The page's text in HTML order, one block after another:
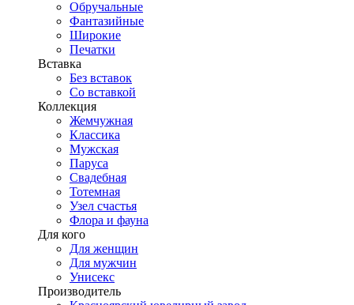
Обручальные
Фантазийные
Широкие
Печатки
Вставка
Без вставок
Со вставкой
Коллекция
Жемчужная
Классика
Мужская
Паруса
Свадебная
Тотемная
Узел счастья
Флора и фауна
Для кого
Для женщин
Для мужчин
Унисекс
Производитель